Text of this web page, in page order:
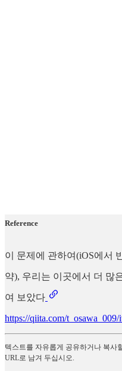
Reference
이 문제에 관하여(iOS에서
약), 우리는 이곳에서 더 많
여 보았다
https://qiita.com/
텍스트를 자유롭게 공유하거나 복사
URL로 남겨 두십시오.